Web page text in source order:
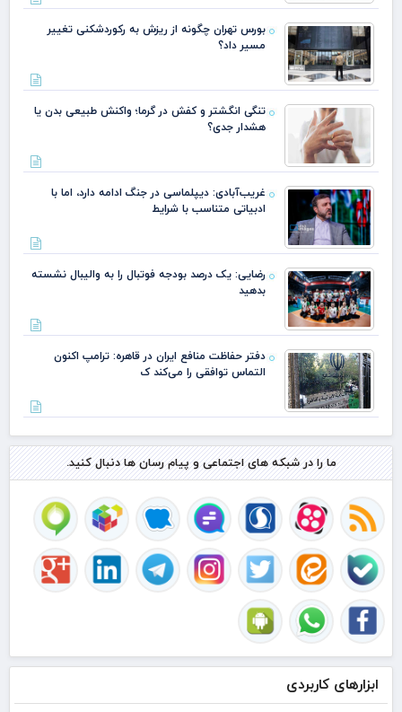
بورس تهران چگونه از ریزش به رکوردشکنی تغییر
مسیر داد؟
تنگی انگشتر و کفش در گرما؛ واکنش طبیعی بدن یا
هشدار جدی؟
غریب‌آبادی: دیپلماسی در جنگ ادامه دارد، اما با
ادبیاتی متناسب با شرایط
رضایی: یک درصد بودجه فوتبال را به والیبال نشسته
بدهید
دفتر حفاظت منافع ایران در قاهره: ترامپ اکنون
التماس توافقی را می‌کند ک
ما را در شبکه های اجتماعی و پیام رسان ها دنبال کنید.
ابزارهای کاربردی